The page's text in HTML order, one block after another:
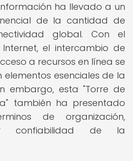
ha llevado a un
de la cantidad de
global. Con el
el intercambio de
a recursos en línea se
esenciales de la
embargo, esta "Torre de
también ha presentado
de organización,
confiabilidad de la